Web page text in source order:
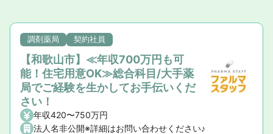
調剤薬局 契約社員
【和歌山市】≪年収700万円も可
能！住宅用意OK≫総合科目/大手薬
局でご経験を生かしてお手伝いくだ
さい！
年収420〜750万円
法人名非公開※詳細はお問い合わせください♪